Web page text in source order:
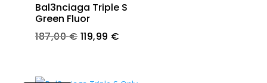
Bal3nciaga Triple S
Green Fluor
187,00€ Original
119,99 €